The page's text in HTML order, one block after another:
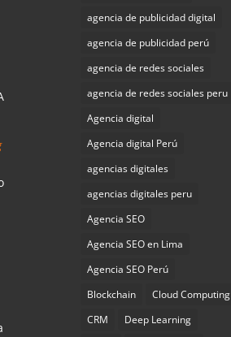
agencia de publicidad digital
agencia de publicidad perú
agencia de redes sociales
agencia de redes sociales peru
Agencia digital
Agencia digital Perú
agencias digitales
agencias digitales peru
Agencia SEO
Agencia SEO en Lima
Agencia SEO Perú
Blockchain
Cloud Computing
CRM
Deep Learning